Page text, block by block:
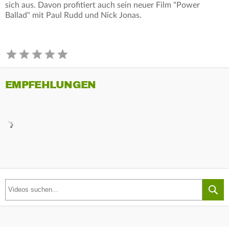
sich aus. Davon profitiert auch sein neuer Film "Power
Ballad" mit Paul Rudd und Nick Jonas.
EMPFEHLUNGEN